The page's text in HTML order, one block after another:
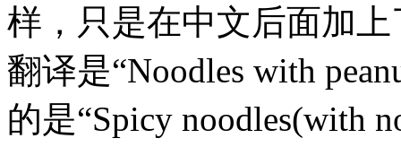
样，只是在中文后面加
翻译是“Noodles with
的是“Spicy noodles(with